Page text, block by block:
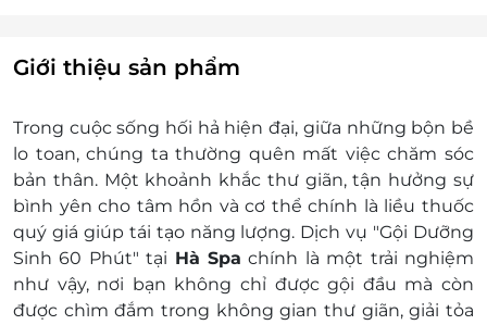
Coupon
E-Voucher/E-Coupon không có giá trị quy đổi
Không áp dụng đồng thời cùng lúc với các
chương trình khuyến mại khác
Giá đã bao gồm VAT.
Giới thiệu sản phẩm
Trong cuộc sống hối hả hiện đại, giữa những bộn bề
lo toan, chúng ta thường quên mất việc chăm sóc
bản thân. Một khoảnh khắc thư giãn, tận hưởng sự
bình yên cho tâm hồn và cơ thể chính là liều thuốc
quý giá giúp tái tạo năng lượng. Dịch vụ "Gội Dưỡng
Sinh 60 Phút" tại Hà Spa chính là một trải nghiệm
như vậy, nơi bạn không chỉ được gội đầu mà còn
được chìm đắm trong không gian thư giãn, giải tỏa